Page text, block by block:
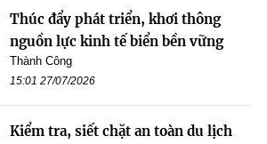
Thúc đẩy phát triển, khơi thông
nguồn lực kinh tế biển bền vững
Thành Công
15:01 27/07/2026
Kiểm tra, siết chặt an toàn du lịch